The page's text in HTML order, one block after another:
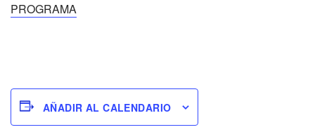
PROGRAMA
AÑADIR AL CALENDARIO